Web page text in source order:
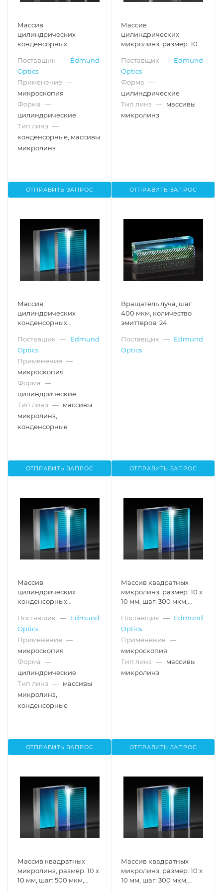
Массив
цилиндрических
конденсорных
размер: 5 x 5 мм, шаг: 250
мкм, расходимость: 5°
Поставщик — Edmund
Optics
Применение —
микроскопия
Форма —
цилиндрические
Тип линз —
конденсорные, массивы
микролинз
ОТПРАВИТЬ ЗАПРОС
Массив
цилиндрических
микролинз, размер: 10 x
расходимость: 6°
Поставщик — Edmund
Optics
Форма —
цилиндрические
Тип линз — массивы
микролинз
ОТПРАВИТЬ ЗАПРОС
Массив
цилиндрических
конденсорных
размер: 10 x 10 мм, шаг:
350 мкм, расходимость:
6.5°
Поставщик — Edmund
Optics
Применение —
микроскопия
Форма —
цилиндрические
Тип линз — массивы
микролинз,
конденсорные
ОТПРАВИТЬ ЗАПРОС
Вращатель луча, шаг
400 мкм, количество
эмиттеров: 24
Поставщик — Edmund
Optics
ОТПРАВИТЬ ЗАПРОС
Массив
цилиндрических
конденсорных
размер: 10 x 10 мм, шаг:
300 мкм, расходимость:
13°
Поставщик — Edmund
Optics
Применение —
микроскопия
Форма —
цилиндрические
Тип линз — массивы
микролинз,
конденсорные
ОТПРАВИТЬ ЗАПРОС
Массив квадратных
микролинз, размер: 10 x
10 мм, шаг: 300 мкм,
Поставщик — Edmund
Optics
Применение —
микроскопия
Тип линз — массивы
микролинз
ОТПРАВИТЬ ЗАПРОС
Массив квадратных
микролинз, размер: 10 x
10 мм, шаг: 500 мкм,
Массив квадратных
микролинз, размер: 10 x
10 мм, шаг: 300 мкм,